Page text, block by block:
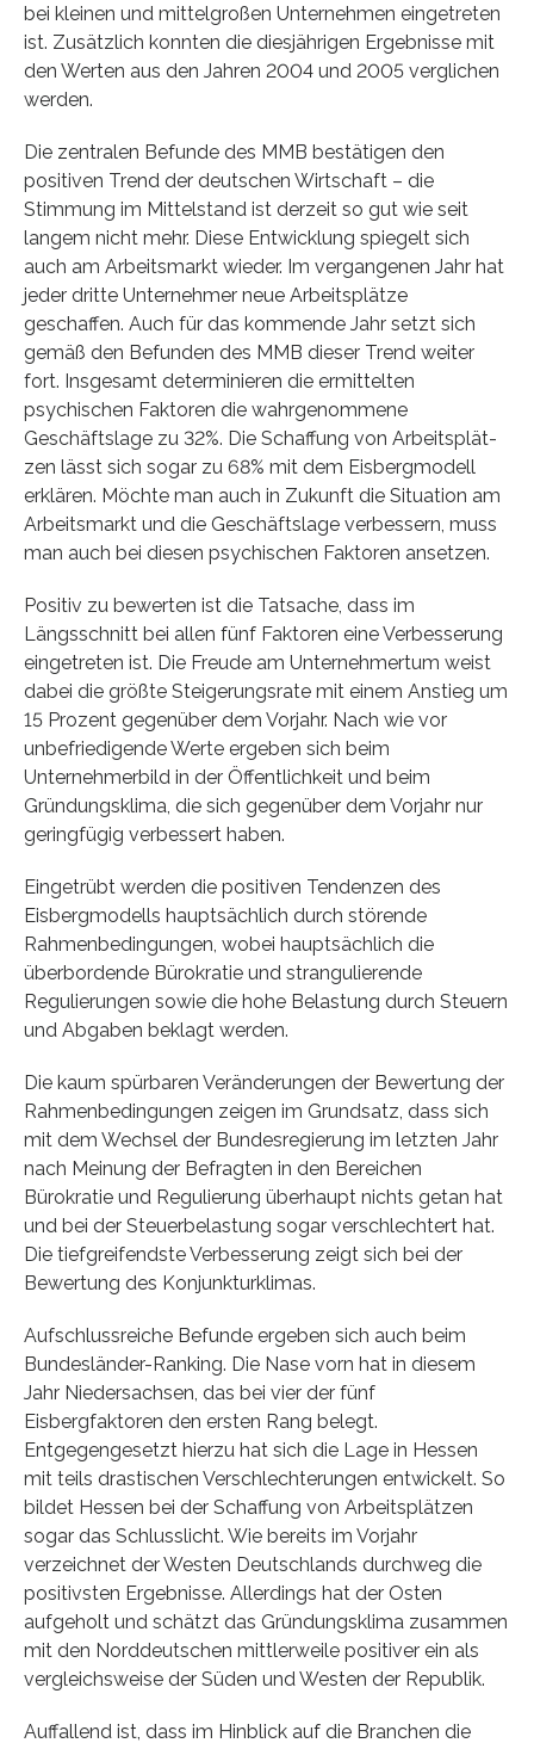
bei kleinen und mittelgroßen Unternehmen eingetreten
ist. Zusätzlich konnten die diesjährigen Ergebnisse mit
den Werten aus den Jahren 2004 und 2005 verglichen
werden.
Die zentralen Befunde des MMB bestätigen den
positiven Trend der deutschen Wirtschaft – die
Stimmung im Mittelstand ist derzeit so gut wie seit
langem nicht mehr. Diese Entwicklung spiegelt sich
auch am Arbeitsmarkt wieder. Im vergangenen Jahr hat
jeder dritte Unternehmer neue Arbeitsplätze
geschaffen. Auch für das kommende Jahr setzt sich
gemäß den Befunden des MMB dieser Trend weiter
fort. Insgesamt determinieren die ermittelten
psychischen Faktoren die wahrgenommene
Geschäftslage zu 32%. Die Schaffung von Arbeits­plät­
zen lässt sich sogar zu 68% mit dem Eisbergmo­dell
erklären. Möchte man auch in Zukunft die Si­tuation am
Arbeitsmarkt und die Geschäftslage verbessern, muss
man auch bei diesen psychi­schen Faktoren ansetzen.
Positiv zu bewerten ist die Tatsache, dass im
Längsschnitt bei allen fünf Faktoren eine Verbesserung
eingetreten ist. Die Freude am Unternehmertum weist
dabei die größte Steiger­ungsrate mit einem Anstieg um
15 Prozent gegenüber dem Vorjahr. Nach wie vor
unbefriedigende Werte ergeben sich beim
Unternehmerbild in der Öffentlichkeit und beim
Gründungsklima, die sich gegenüber dem Vorjahr nur
geringfügig verbessert haben.
Eingetrübt werden die positiven Tendenzen des
Eisbergmodells hauptsächlich durch störende
Rahmenbedingungen, wobei hauptsächlich die
überbordende Bürokratie und strangulierende
Regulierungen sowie die hohe Belastung durch Steuern
und Abgaben beklagt werden.
Die kaum spürbaren Veränderungen der Bewertung der
Rahmenbedingungen zeigen im Grundsatz, dass sich
mit dem Wechsel der Bundesregierung im letzten Jahr
nach Meinung der Befragten in den Bereichen
Bürokratie und Regulierung überhaupt nichts getan hat
und bei der Steuerbelastung sogar verschlechtert hat.
Die tiefgreifendste Verbesserung zeigt sich bei der
Bewertung des Konjunkturklimas.
Aufschlussreiche Befunde ergeben sich auch beim
Bundesländer-Ranking. Die Nase vorn hat in diesem
Jahr Niedersachsen, das bei vier der fünf
Eisbergfaktoren den ersten Rang belegt.
Entgegengesetzt hierzu hat sich die Lage in Hessen
mit teils drastischen Verschlechterungen entwickelt. So
bildet Hessen bei der Schaffung von Arbeitsplätzen
sogar das Schlusslicht. Wie bereits im Vorjahr
verzeichnet der Westen Deutschlands durchweg die
positivsten Ergebnisse. Allerdings hat der Osten
aufgeholt und schätzt das Gründungsklima zusam­men
mit den Norddeutschen mitt­lerweile positiver ein als
vergleichsweise der Süden und Westen der Republik.
Auffallend ist, dass im Hinblick auf die Branchen die